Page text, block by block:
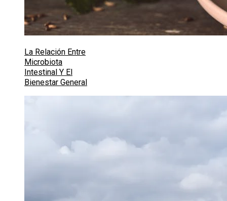
La Relación Entre
Microbiota
Intestinal Y El
Bienestar General